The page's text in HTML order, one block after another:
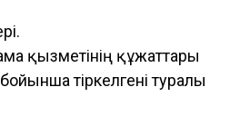
қызметінің құжаттары
тіркелгені туралы